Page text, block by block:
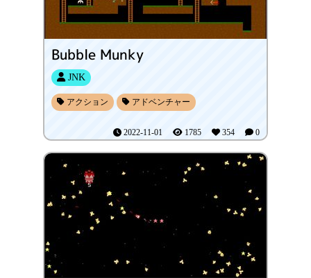
Bubble Munky
JNK
アクション アドベンチャー
2022-11-01 1785 354 0